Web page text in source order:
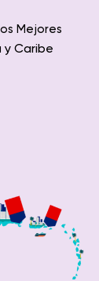
Mejores
y Caribe